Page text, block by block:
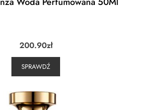
200.90zł
SPRAWDŹ